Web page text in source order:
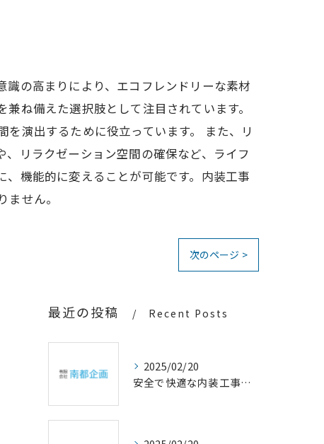
の高まりにより、エコフレンドリーな素材
ね備えた選択肢として注目されています。
演出するために役立っています。 また、リ
リラクゼーション空間の確保など、ライフ
機能的に変えることが可能です。内装工事
せん。
次のページ >
最近の投稿 Recent Posts
2025/02/20
安全で快適な内装工事の重要性